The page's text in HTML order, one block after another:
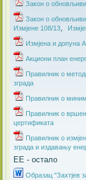
​Закон о
​Закон о
Измјене 108/13,
Измјена и допуна
Акциони план
Правилник о
зграда
Правилник о
Правилник о
цертификата
Правилник о
зграда и издавању
ЕЕ - остало
Образац "Захтјев